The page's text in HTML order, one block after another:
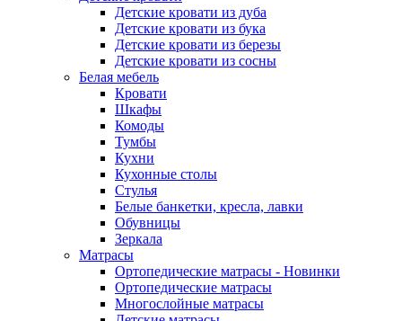
Детские кровати из дуба
Детские кровати из бука
Детские кровати из березы
Детские кровати из сосны
Белая мебель
Кровати
Шкафы
Комоды
Тумбы
Кухни
Кухонные столы
Стулья
Белые банкетки, кресла, лавки
Обувницы
Зеркала
Матрасы
Ортопедические матрасы - Новинки
Ортопедические матрасы
Многослойные матрасы